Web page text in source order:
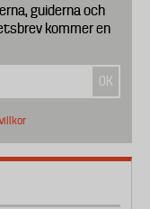
guiderna och
kommer en